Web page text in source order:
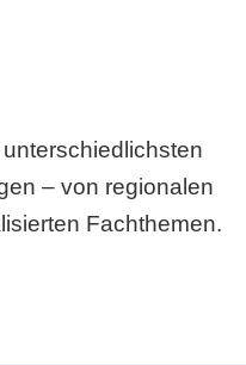
– von regionalen
Fachthemen.